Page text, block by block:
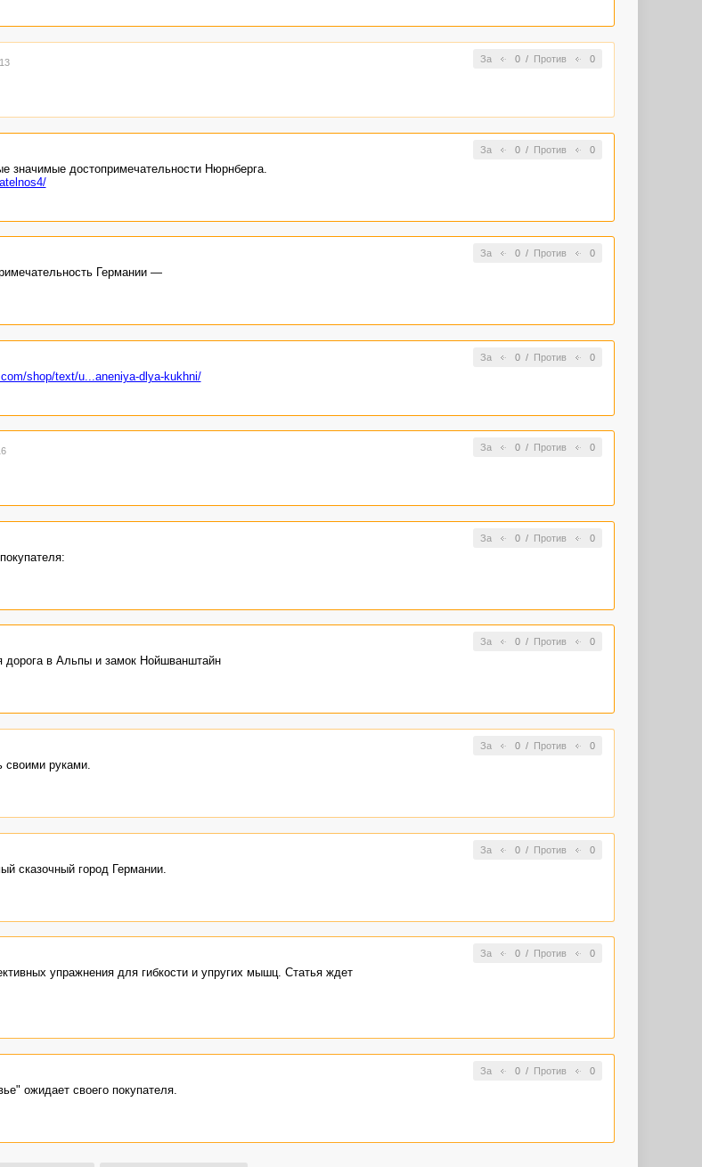
За 0/ Против 0
За 0/ Против 0
значимые достопримечательности Нюрнберга.
За 0/ Против 0
Германии —
За 0/ Против 0
shop/text/u...aneniya-dlya-kukhni/
За 0/ Против 0
За 0/ Против 0
За 0/ Против 0
дорога в Альпы и замок Нойшванштайн
За 0/ Против 0
своими руками.
За 0/ Против 0
сказочный город Германии.
За 0/ Против 0
упражнения для гибкости и упругих мышц. Статья ждет
За 0/ Против 0
ожидает своего покупателя.